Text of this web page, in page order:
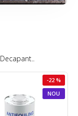
NOU
-22 %